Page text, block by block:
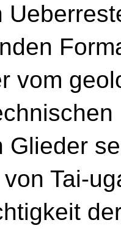
vom
Glieder
Tai-